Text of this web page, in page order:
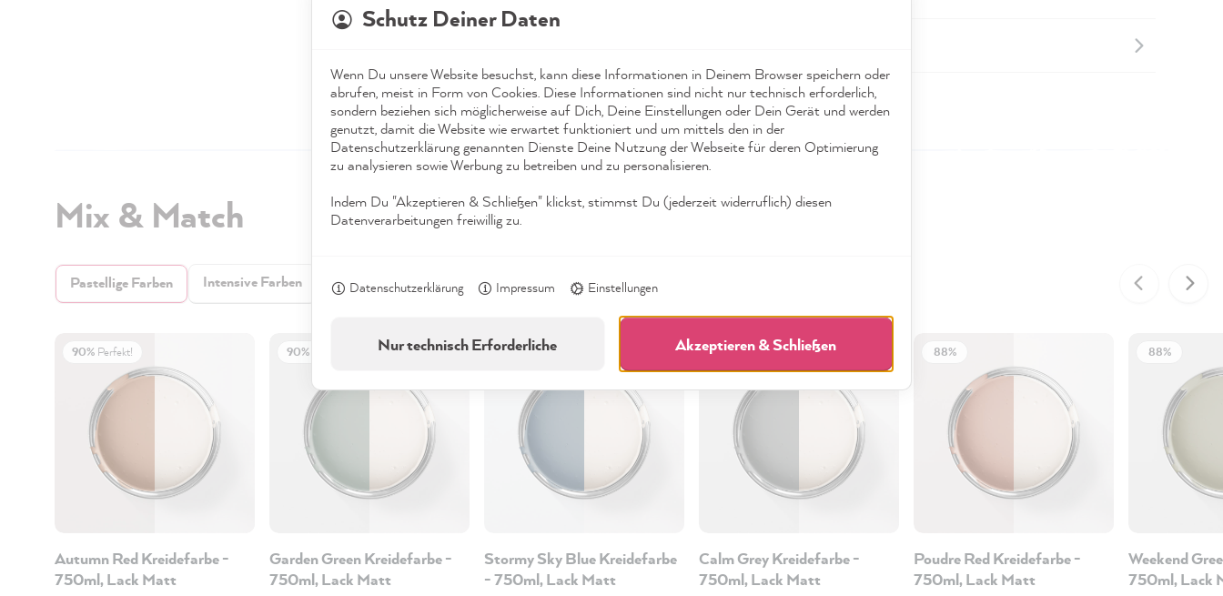
Mix & Match
Pastellige Farben Intensive Farben Dunkle Farben
90% Perfekt!
Autumn Red Kreidefarbe -
750ml, Lack Matt
90%
Garden Green Kreidefarbe -
750ml, Lack Matt
90% Perfekt!
Stormy Sky Blue Kreidefarbe
- 750ml, Lack Matt
90% Perfekt!
Calm Grey Kreidefarbe -
750ml, Lack Matt
88%
Poudre Red Kreidefarbe -
750ml, Lack Matt
88%
Weekend
750ml, Lack
Schutz Deiner Daten
Wenn Du unsere Website besuchst, kann diese Informationen in Deinem Browser speichern oder
abrufen, meist in Form von Cookies. Diese Informationen sind nicht nur technisch erforderlich,
sondern beziehen sich möglicherweise auf Dich, Deine Einstellungen oder Dein Gerät und werden
genutzt, damit die Website wie erwartet funktioniert und um mittels den in der
Datenschutzerklärung genannten Dienste Deine Nutzung der Webseite für deren Optimierung
zu analysieren sowie Werbung zu betreiben und zu personalisieren.
Indem Du "Akzeptieren & Schließen" klickst, stimmst Du (jederzeit widerruflich) diesen
Datenverarbeitungen freiwillig zu.
Datenschutzerklärung Impressum Einstellungen
Akzeptieren & Schließen
Nur technisch Erforderliche